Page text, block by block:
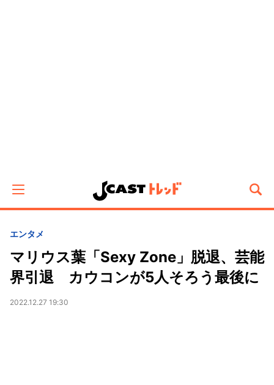
エンタメ
マリウス葉「Sexy Zone」脱退、芸能
界引退 カウコンが5人そろう最後に
2022.12.27 19:30